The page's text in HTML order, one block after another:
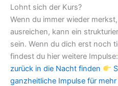
Lohnt sich der Kurs?
Wenn du immer wieder
ausreichen, kann ein
sein. Wenn du dich erst noch
findest du hier weitere Impulse:
zurück in die Nacht finden
ganzheitliche Impulse für mehr